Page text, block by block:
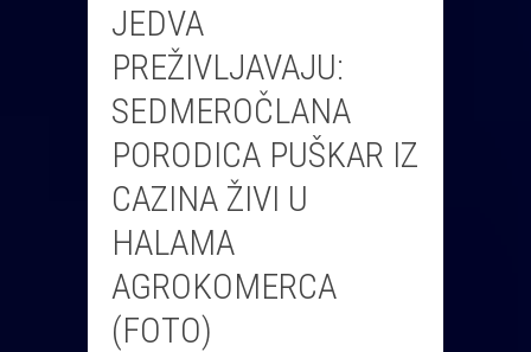
JEDVA
PREŽIVLJAVAJU:
SEDMEROČLANA
PORODICA PUŠKAR IZ
CAZINA ŽIVI U
HALAMA
AGROKOMERCA
(FOTO)